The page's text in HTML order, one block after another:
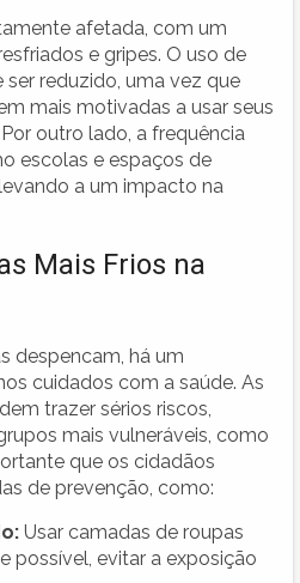
afetada, com um
e gripes. O uso de
reduzido, uma vez que
mais motivadas a usar seus
outro lado, a frequência
escolas e espaços de
a um impacto na
Mais Frios na
despencam, há um
cuidados com a saúde. As
trazer sérios riscos,
mais vulneráveis, como
que os cidadãos
de prevenção, como:
Usar camadas de roupas
possível, evitar a exposição